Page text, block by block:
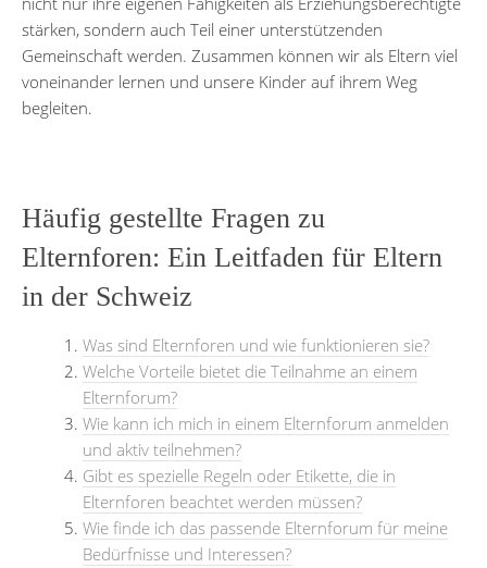
stärken, sondern auch Teil einer unterstützenden
Gemeinschaft werden. Zusammen können wir als Eltern viel
voneinander lernen und unsere Kinder auf ihrem Weg
begleiten.
Häufig gestellte Fragen zu
Elternforen: Ein Leitfaden für Eltern
in der Schweiz
Was sind Elternforen und wie funktionieren sie?
Welche Vorteile bietet die Teilnahme an einem
Elternforum?
Wie kann ich mich in einem Elternforum anmelden
und aktiv teilnehmen?
Gibt es spezielle Regeln oder Etikette, die in
Elternforen beachtet werden müssen?
Wie finde ich das passende Elternforum für meine
Bedürfnisse und Interessen?